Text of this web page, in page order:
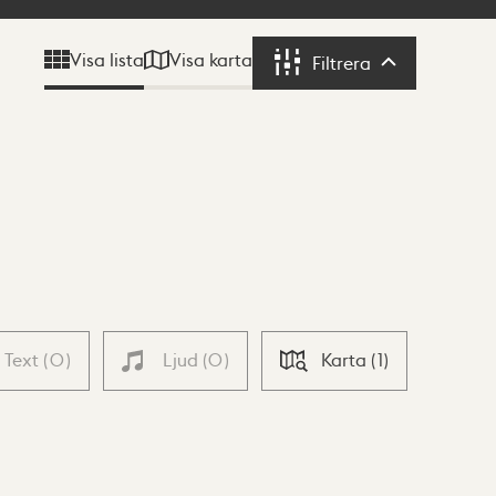
Visa lista Visa karta Filtrera Filtrera
Text (0) Ljud (0) Karta (1)